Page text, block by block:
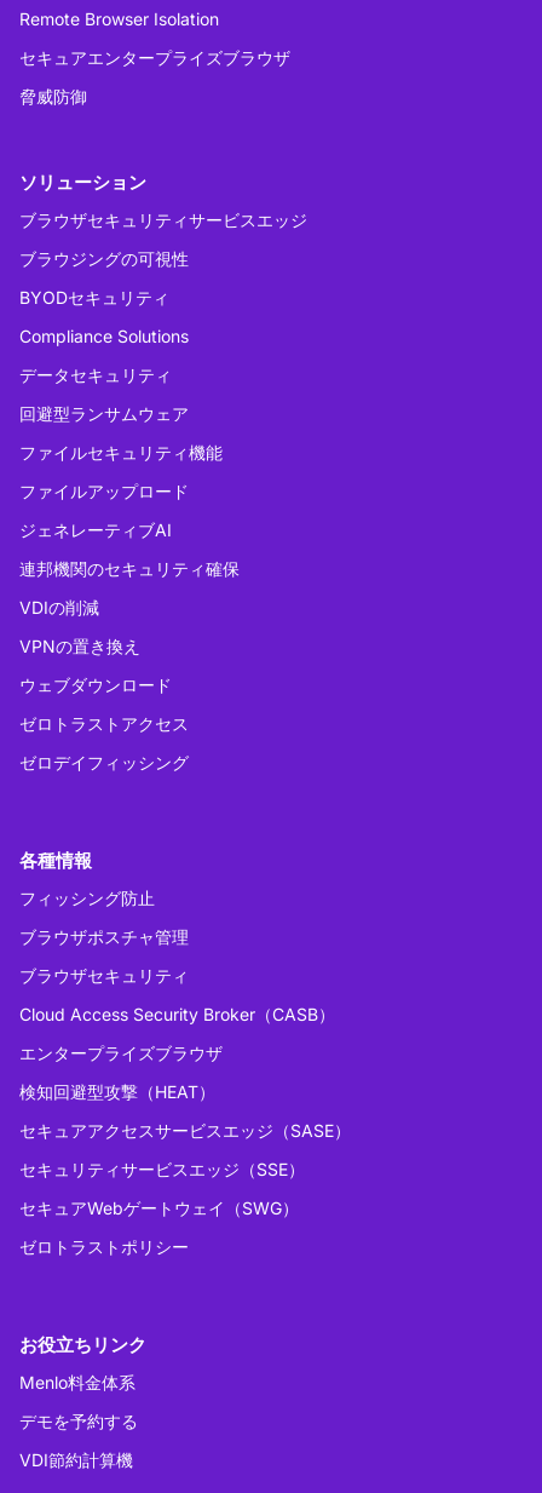
Remote Browser Isolation
セキュアエンタープライズブラウザ
脅威防御
ソリューション
ブラウザセキュリティサービスエッジ
ブラウジングの可視性
BYODセキュリティ
Compliance Solutions
データセキュリティ
回避型ランサムウェア
ファイルセキュリティ機能
ファイルアップロード
ジェネレーティブAI
連邦機関のセキュリティ確保
VDIの削減
VPNの置き換え
ウェブダウンロード
ゼロトラストアクセス
ゼロデイフィッシング
各種情報
フィッシング防止
ブラウザポスチャ管理
ブラウザセキュリティ
Cloud Access Security Broker（CASB）
エンタープライズブラウザ
検知回避型攻撃（HEAT）
セキュアアクセスサービスエッジ（SASE）
セキュリティサービスエッジ（SSE）
セキュアWebゲートウェイ（SWG）
ゼロトラストポリシー
お役立ちリンク
Menlo料金体系
デモを予約する
VDI節約計算機